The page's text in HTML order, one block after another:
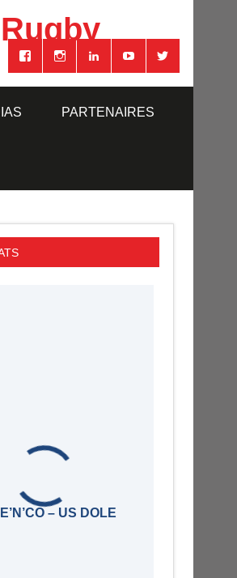
PARTENAIRES
– US DOLE